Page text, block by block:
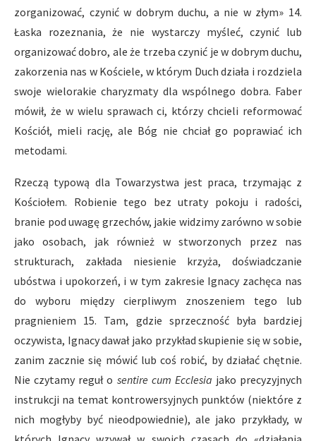
zorganizować, czynić w dobrym duchu, a nie w złym» 14.
Łaska rozeznania, że nie wystarczy myśleć, czynić lub
organizować dobro, ale że trzeba czynić je w dobrym duchu,
zakorzenia nas w Kościele, w którym Duch działa i rozdziela
swoje wielorakie charyzmaty dla wspólnego dobra. Faber
mówił, że w wielu sprawach ci, którzy chcieli reformować
Kościół, mieli rację, ale Bóg nie chciał go poprawiać ich
metodami.
Rzeczą typową dla Towarzystwa jest praca, trzymając z
Kościołem. Robienie tego bez utraty pokoju i radości,
branie pod uwagę grzechów, jakie widzimy zarówno w sobie
jako osobach, jak również w stworzonych przez nas
strukturach, zakłada niesienie krzyża, doświadczanie
ubóstwa i upokorzeń, i w tym zakresie Ignacy zachęca nas
do wyboru między cierpliwym znoszeniem tego lub
pragnieniem 15. Tam, gdzie sprzeczność była bardziej
oczywista, Ignacy dawał jako przykład skupienie się w sobie,
zanim zacznie się mówić lub coś robić, by działać chętnie.
Nie czytamy reguł o sentire cum Ecclesia jako precyzyjnych
instrukcji na temat kontrowersyjnych punktów (niektóre z
nich mogłyby być nieodpowiednie), ale jako przykłady, w